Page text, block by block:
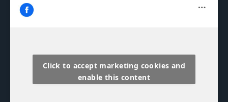
Click to accept marketing cookies and
enable this content